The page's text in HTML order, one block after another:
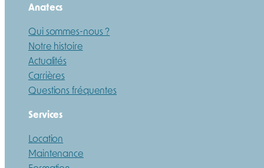
Anatecs
Qui sommes-nous ?
Notre histoire
Actualités
Carrières
Questions fréquentes
Services
Location
Maintenance